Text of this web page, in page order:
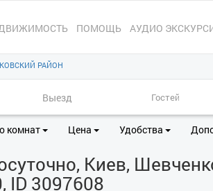
ПОМОЩЬ АУДИО
РАЙОН
комнат Цена Удобства
Киев,
ID 3097608